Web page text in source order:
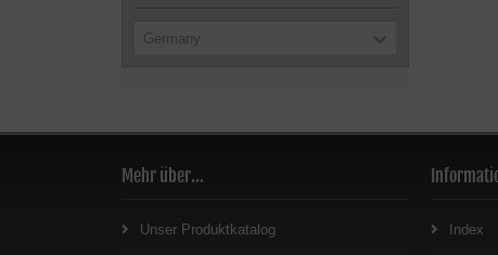
Germany
Mehr über...
Unser Produktkatalog Index